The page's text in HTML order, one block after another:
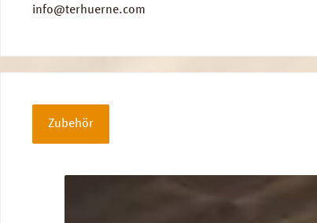
info@terhuerne.com
Zubehör